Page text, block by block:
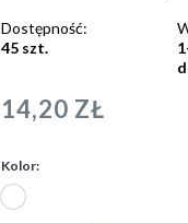
Dostępność:
45 szt.
14,20 ZŁ
Kolor: